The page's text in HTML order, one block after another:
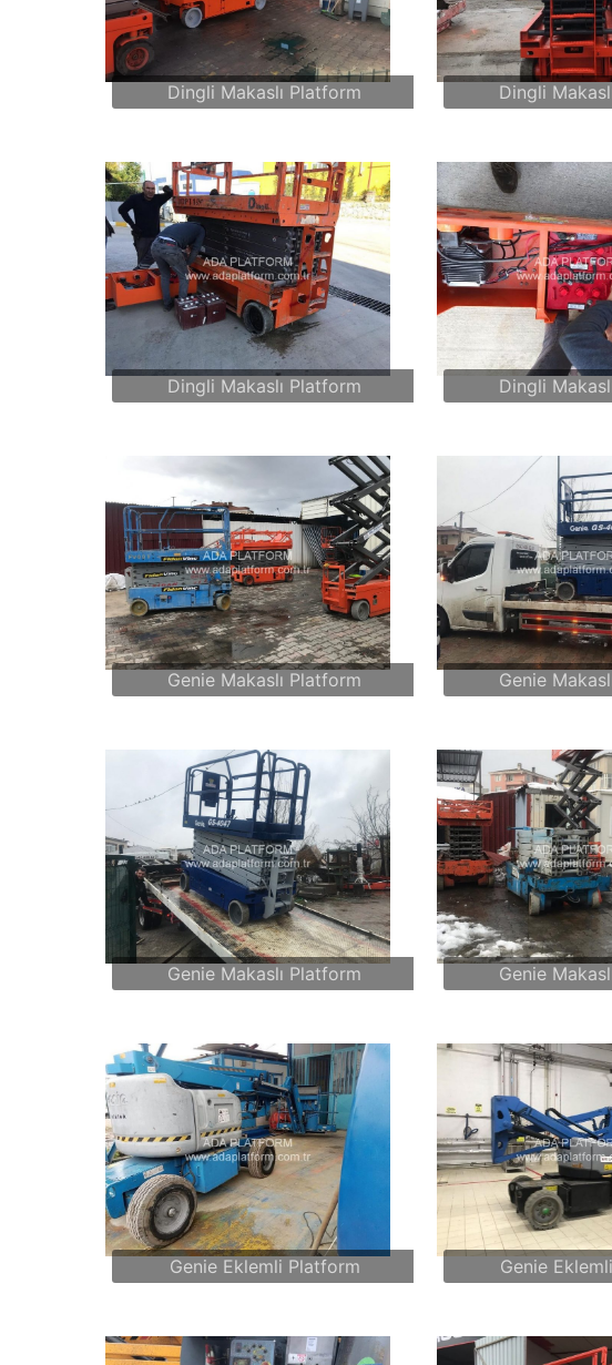
Dingli Makaslı Platform Dingli
Dingli Makaslı Platform Dingli
Genie Makaslı Platform Genie
Genie Makaslı Platform Genie
Genie Eklemli Platform Genie